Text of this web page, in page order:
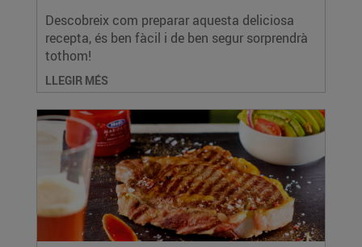
Descobreix com preparar aquesta deliciosa
recepta, és ben fàcil i de ben segur sorprendrà
tothom!
LLEGIR MÉS